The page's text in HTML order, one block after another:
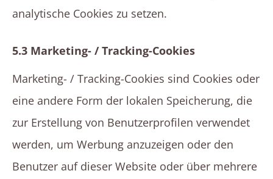
analytische Cookies zu setzen.
5.3 Marketing- / Tracking-Cookies
Marketing- / Tracking-Cookies sind Cookies oder
eine andere Form der lokalen Speicherung, die
zur Erstellung von Benutzerprofilen verwendet
werden, um Werbung anzuzeigen oder den
Benutzer auf dieser Website oder über mehrere